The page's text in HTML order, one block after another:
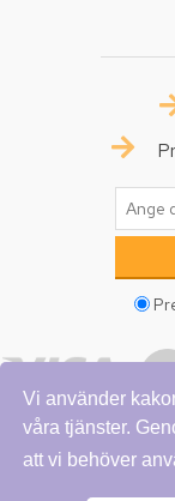
Vi använder
våra tjänster.
att vi behöver